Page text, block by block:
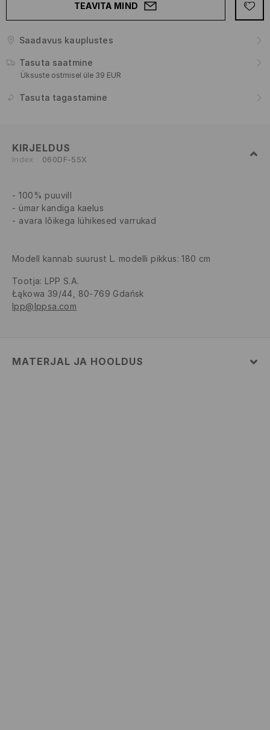
TEAVITA MIND
Saadavus kauplustes
Tasuta saatmine
Üksuste ostmisel üle 39 EUR
Tasuta tagastamine
KIRJELDUS
Index 060DF-55X
100% puuvill
ümar kandiga kaelus
avara lõikega lühikesed varrukad
Modell kannab suurust L. modelli pikkus: 180 cm
Tootja: LPP S.A.
Łąkowa 39/44, 80-769 Gdańsk
lpp@lppsa.com
MATERJAL JA HOOLDUS